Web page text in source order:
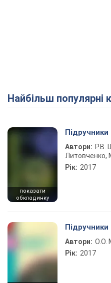
Найбільш популярні
показати
обкладинку
Підручники
Автори: Р.В.
Литовченко,
Рік: 2017
Підручники
Автори: О.О.
Рік: 2017